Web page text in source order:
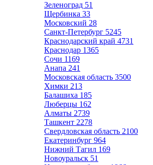
Зеленоград 51
Щербинка 33
Московский 28
Санкт-Петербург 5245
Краснодарский край 4731
Краснодар 1365
Сочи 1169
Анапа 241
Московская область 3500
Химки 213
Балашиха 185
Люберцы 162
Алматы 2739
Ташкент 2278
Свердловская область 2100
Екатеринбург 964
Нижний Тагил 169
Новоуральск 51